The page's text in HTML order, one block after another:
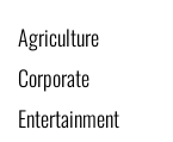
Agriculture
Corporate
Entertainment